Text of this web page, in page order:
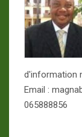
d'information
Email :
065888856